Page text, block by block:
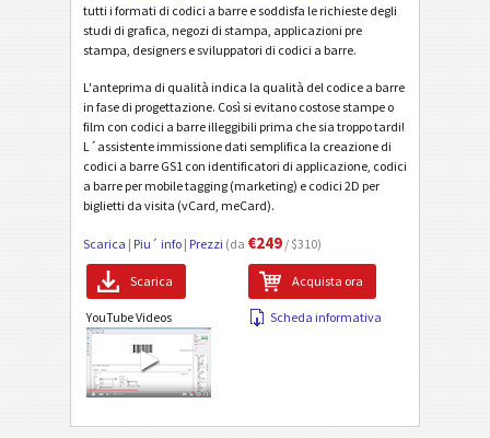
tutti i formati di codici a barre e soddisfa le richieste degli
studi di grafica, negozi di stampa, applicazioni pre
stampa, designers e sviluppatori di codici a barre.
L'anteprima di qualità indica la qualità del codice a barre
in fase di progettazione. Così si evitano costose stampe o
film con codici a barre illeggibili prima che sia troppo tardi!
L´assistente immissione dati semplifica la creazione di
codici a barre GS1 con identificatori di applicazione, codici
a barre per mobile tagging (marketing) e codici 2D per
biglietti da visita (vCard, meCard).
Scarica | Piu´ info | Prezzi (da €249 / $310)
Scarica Acquista ora
Scheda informativa
YouTube Videos